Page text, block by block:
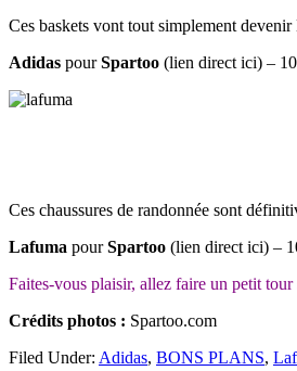
Ces baskets vont tout simplement
Adidas pourSpartoo (lien direct ici) –
Ces chaussures de randonnée sont
Lafuma pourSpartoo (lien direct ici) –
Faites-vous plaisir, allez faire un petit tour
Crédits photos : Spartoo.com
Filed Under: Adidas, BONS PLANS,